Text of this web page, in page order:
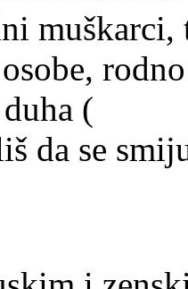
muškarci,
(
da se